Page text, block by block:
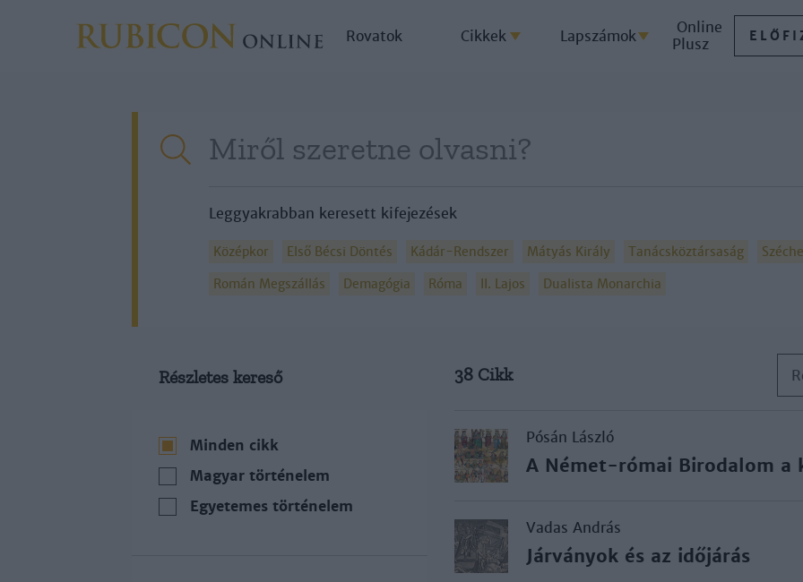
Rovatok Cikkek Lapszámok
Online
Plusz
Leggyakrabban keresett kifejezések
Középkor Első Bécsi Döntés Kádár-Rendszer Mátyás Király Tanácsköztársaság
Román Megszállás
Demagógia Róma II. Lajos Dualista Monarchia
Részletes kereső
Minden cikk
Magyar történelem
Egyetemes történelem
38 Cikk
Pósán László
A Német-római Birodalom a
Vadas András
Járványok és az időjárás